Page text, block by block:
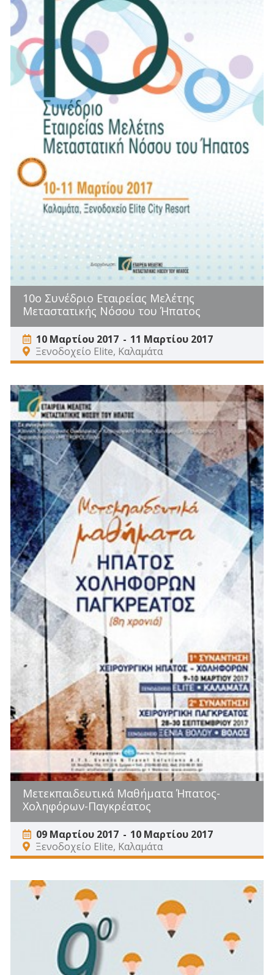
10ο Συνέδριο Εταιρείας Μελέτης
Μεταστατικής Νόσου του Ήπατος
10 Μαρτίου 2017
11 Μαρτίου 2017
Ξενοδοχείο Elite, Καλαμάτα
Μετεκπαιδευτικά Μαθήματα Ήπατος-
Χοληφόρων-Παγκρέατος
09 Μαρτίου 2017
10 Μαρτίου 2017
Ξενοδοχείο Elite, Καλαμάτα